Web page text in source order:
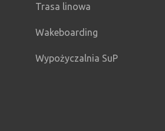
Trasa linowa
Wakeboarding
Wypożyczalnia SuP